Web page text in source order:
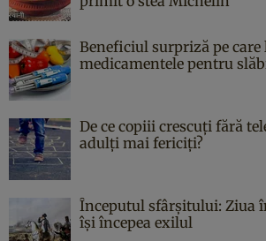
Beneficiul surpriză pe care
medicamentele pentru
De ce copiii crescuți fără
adulți mai fericiți?
Începutul sfârşitului: Ziua
îşi începea exilul